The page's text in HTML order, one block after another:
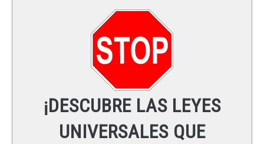
LEYES UNIVERSALES
¡DESCUBRE LAS LEYES
UNIVERSALES QUE